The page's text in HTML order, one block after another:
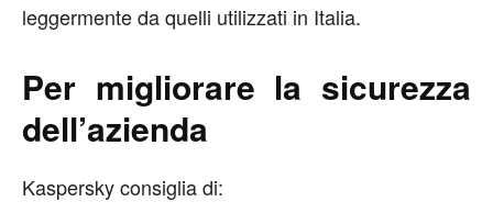
leggermente da quelli utilizzati in Italia.
Per migliorare la sicurezza
dell’azienda
Kaspersky consiglia di: